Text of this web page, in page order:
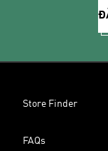
Store Finder
FAQs